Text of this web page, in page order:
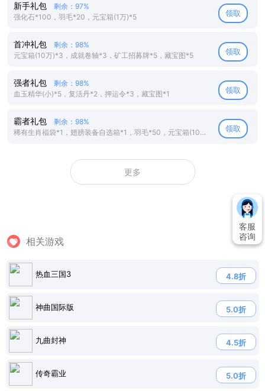
新手礼包
剩余：97%
强化石*100，羽毛*20，元宝箱(1万)*5
领取
首冲礼包
剩余：98%
元宝箱(10万)*3，成就卷轴*3，矿工招募牌*5，藏宝图*5
领取
强者礼包
剩余：98%
血玉精华(小)*5，复活丹*2，押运令*3，藏宝图*1
领取
霸者礼包
剩余：98%
稀有生肖福袋*1，翅膀装备自选箱*1，羽毛*50，元宝箱(10万)*10
领取
更多
相关游戏
热血三国3 4.8折
神曲国际版 5.0折
九曲封神 4.5折
传奇霸业 5.0折
客服
咨询